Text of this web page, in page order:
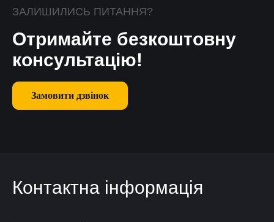
ЗАЛИШИЛИСЬ ПИТАННЯ?
Отримайте безкоштовну
консультацію!
Замовити дзвінок
Контактна інформація